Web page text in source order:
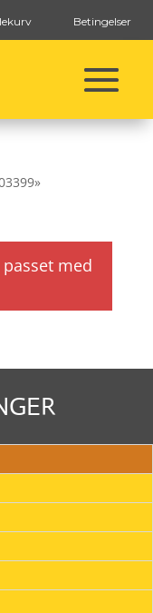
Betingelser
med